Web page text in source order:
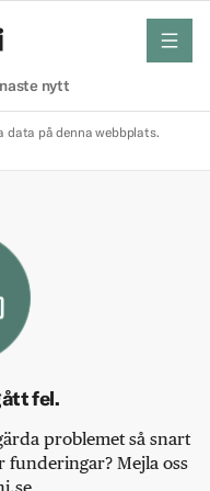
nytt
meny
data på denna webbplats.
fel.
problemet så snart
Mejla oss